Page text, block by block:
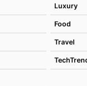
Luxury
Food
Travel